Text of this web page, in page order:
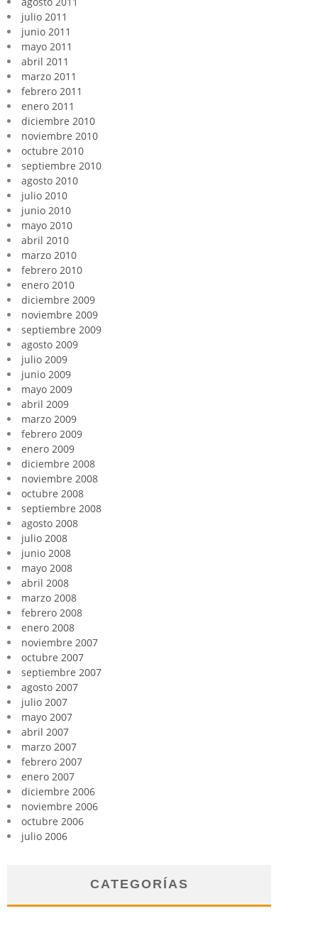
julio 2011
junio 2011
mayo 2011
abril 2011
marzo 2011
febrero 2011
enero 2011
diciembre 2010
noviembre 2010
octubre 2010
septiembre 2010
agosto 2010
julio 2010
junio 2010
mayo 2010
abril 2010
marzo 2010
febrero 2010
enero 2010
diciembre 2009
noviembre 2009
septiembre 2009
agosto 2009
julio 2009
junio 2009
mayo 2009
abril 2009
marzo 2009
febrero 2009
enero 2009
diciembre 2008
noviembre 2008
octubre 2008
septiembre 2008
agosto 2008
julio 2008
junio 2008
mayo 2008
abril 2008
marzo 2008
febrero 2008
enero 2008
noviembre 2007
octubre 2007
septiembre 2007
agosto 2007
julio 2007
mayo 2007
abril 2007
marzo 2007
febrero 2007
enero 2007
diciembre 2006
noviembre 2006
octubre 2006
julio 2006
CATEGORÍAS